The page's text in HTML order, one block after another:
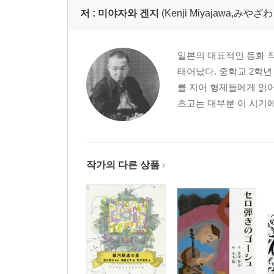
저 : 미야자와 겐지 (Kenji Miyajawa,みやざ
일본의 대표적인 동화
태어났다. 중학교 2학
를 지어 형제들에게 읽
초고는 대부분 이 시기
작가의 다른 상품